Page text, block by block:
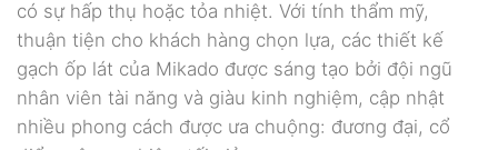
có sự hấp thụ hoặc tỏa nhiệt. Với tính thẩm mỹ,
thuận tiện cho khách hàng chọn lựa, các thiết kế
gạch ốp lát của Mikado được sáng tạo bởi đội ngũ
nhân viên tài năng và giàu kinh nghiệm, cập nhật
nhiều phong cách được ưa chuộng: đương đại, cổ